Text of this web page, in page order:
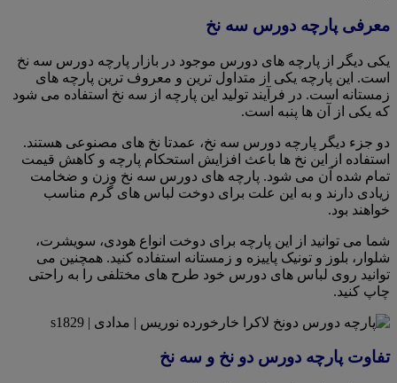
معرفی پارچه دورس سه نخ
یکی دیگر از پارچه های دورس موجود در بازار پارچه دورس سه نخ
است. این پارچه یکی از متداول ترین و معروف ترین پارچه های
زمستانه است. در فرآیند تولید این پارچه از سه نخ استفاده می شود
که یکی از آن ها پنبه است.
دو جزء دیگر پارچه دورس سه نخ، عمدتا نخ های مصنوعی هستند.
استفاده از این نخ ها باعث افزایش استحکام پارچه و کاهش قیمت
تمام شده آن می شود. پارچه های دورس سه نخ وزن و ضخامت
زیادی دارند و به این علت برای دوخت لباس های گرم مناسب
خواهند بود.
شما می توانید از این پارچه برای دوخت انواع هودی، سویشرت،
شلوار، بلوز و تونیک پاییزه و زمستانه استفاده کنید. همچنین می
توانید روی لباس های دورس خود طرح های مختلفی را به راحتی
چاپ کنید.
تفاوت پارچه دورس دو نخ و سه نخ